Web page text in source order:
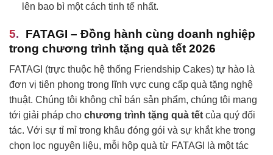
lên bao bì một cách tinh tế nhất.
FATAGI – Đồng hành cùng doanh nghiệp
trong chương trình tặng quà tết 2026
FATAGI (trực thuộc hệ thống Friendship Cakes) tự hào là
đơn vị tiên phong trong lĩnh vực cung cấp quà tặng nghệ
thuật. Chúng tôi không chỉ bán sản phẩm, chúng tôi mang
tới giải pháp cho chương trình tặng quà tết của quý đối
tác. Với sự tỉ mỉ trong khâu đóng gói và sự khắt khe trong
chọn lọc nguyên liệu, mỗi hộp quà từ FATAGI là một tác